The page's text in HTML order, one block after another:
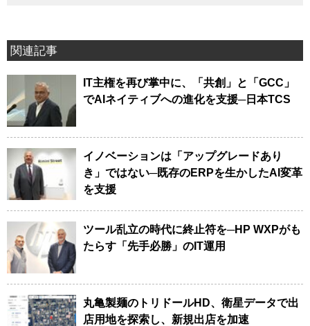
関連記事
IT主権を再び掌中に、「共創」と「GCC」
でAIネイティブへの進化を支援─日本TCS
イノベーションは「アップグレードあり
き」ではない─既存のERPを生かしたAI変革
を支援
ツール乱立の時代に終止符を─HP WXPがも
たらす「先手必勝」のIT運用
丸亀製麺のトリドールHD、衛星データで出
店用地を探索し、新規出店を加速